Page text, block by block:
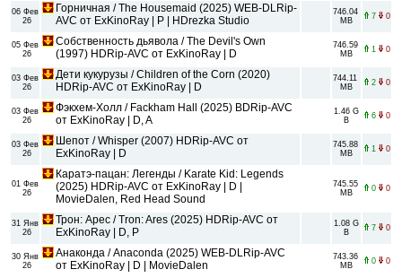
06 Фев
26
Горничная / The Housemaid (2025) WEB-DLRip-
AVC от ExKinoRay | P | HDrezka Studio
746.04
MB
7 0
05 Фев
26
Собственность дьявола / The Devil's Own
(1997) HDRip-AVC от ExKinoRay | D
746.59
MB
1 0
03 Фев
26
Дети кукурузы / Children of the Corn (2020)
HDRip-AVC от ExKinoRay | D
744.11
MB
2 0
03 Фев
26
Фэкхем-Холл / Fackham Hall (2025) BDRip-AVC
от ExKinoRay | D, A
1.46 G
B
6 0
03 Фев
26
Шепот / Whisper (2007) HDRip-AVC от
ExKinoRay | D
745.88
MB
1 0
01 Фев
26
Каратэ-пацан: Легенды / Karate Kid: Legends
(2025) HDRip-AVC от ExKinoRay | D |
MovieDalen, Red Head Sound
745.55
MB
0 0
31 Янв
26
Трон: Арес / Tron: Ares (2025) HDRip-AVC от
ExKinoRay | D, P
1.08 G
B
7 0
30 Янв
26
Анаконда / Anaconda (2025) WEB-DLRip-AVC
от ExKinoRay | D | MovieDalen
743.36
MB
0 0